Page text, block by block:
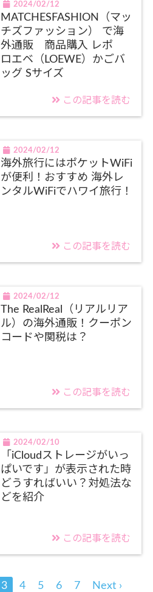
2024/02/12
MATCHESFASHION（マッ
チズファッション） で海
外通販 商品購入 レポ
ロエベ（LOEWE）かごバ
ッグ Sサイズ
この記事を読む
2024/02/12
海外旅行にはポケットWiFi
が便利！おすすめ 海外レ
ンタルWiFiでハワイ旅行！
この記事を読む
2024/02/12
The RealReal（リアルリア
ル）の海外通販！クーポン
コードや関税は？
この記事を読む
2024/02/10
「iCloudストレージがいっ
ぱいです」が表示された時
どうすればいい？対処法な
どを紹介
この記事を読む
3 4 5 6 7
Next ›